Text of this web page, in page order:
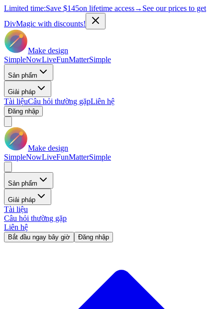
Limited time:Save $145on lifetime access→ See our prices to get
DivMagic with discounts!
Make design
SimpleNowLiveFunMatterSimple
Sản phẩm
Giải pháp
Tài liệuCâu hỏi thường gặpLiên hệ
Đăng nhập
Make design
SimpleNowLiveFunMatterSimple
Sản phẩm
Giải pháp
Tài liệu
Câu hỏi thường gặp
Liên hệ
Bắt đầu ngay bây giờ Đăng nhập